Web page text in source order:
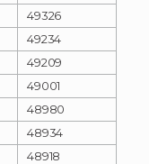
49326
49234
49209
49001
48980
48934
48918